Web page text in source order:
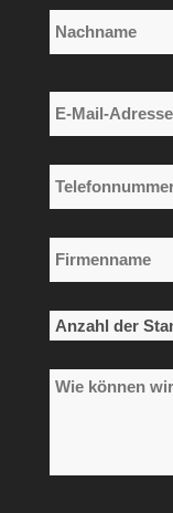
Vorname
E-
Mail-
Adresse
Telefonnummer
*
Firmenname
*
Anzahl
Standorte
Wie
helfen?